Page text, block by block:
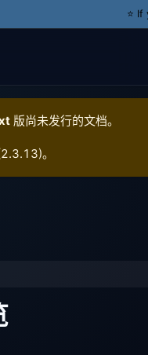
⭐️
版尚未发行的文档。
2.3.13)。